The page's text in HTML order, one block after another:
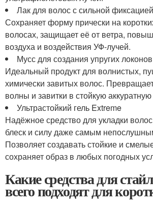
Лак для волос с сильной
Сохраняет форму прически на
волосах, защищает её от ветра,
воздуха и воздействия УФ-лучей.
Мусс для создания упругих
Идеальный продукт для волнистых,
химически завитых волос.
волны и завитки в стойкую аккуратную
Ультрастойкий гель Extreme
Надёжное средство для укладки
блеск и силу даже самым
Позволяет создавать стойкие и
сохраняет образ в любых погодных
Какие средства для
всего подходят для